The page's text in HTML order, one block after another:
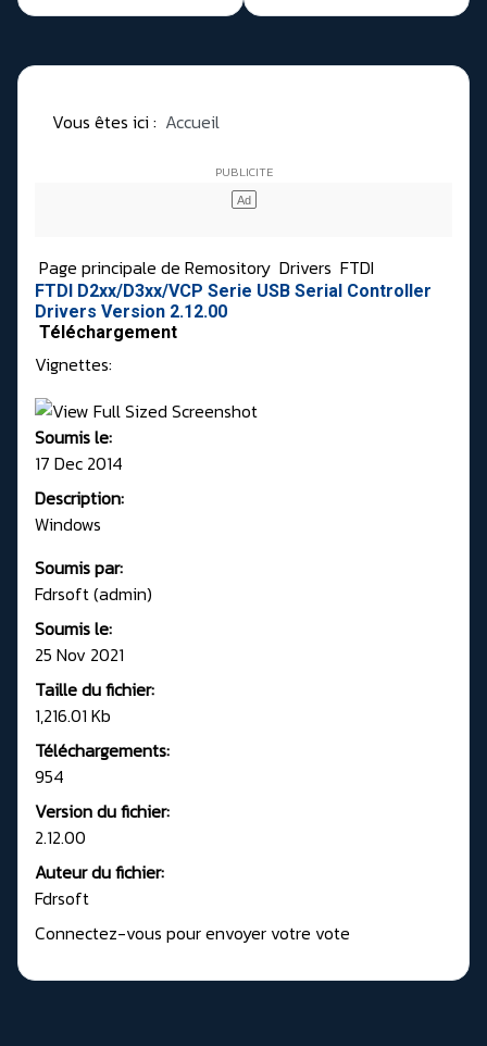
Vous êtes ici : Accueil
Page principale de Remository Drivers FTDI
FTDI D2xx/D3xx/VCP Serie USB Serial Controller
Drivers Version 2.12.00
Téléchargement
Vignettes:
Soumis le:
17 Dec 2014
Description:
Windows
Soumis par:
Fdrsoft (admin)
Soumis le:
25 Nov 2021
Taille du fichier:
1,216.01 Kb
Téléchargements:
954
Version du fichier:
2.12.00
Auteur du fichier:
Fdrsoft
Connectez-vous pour envoyer votre vote